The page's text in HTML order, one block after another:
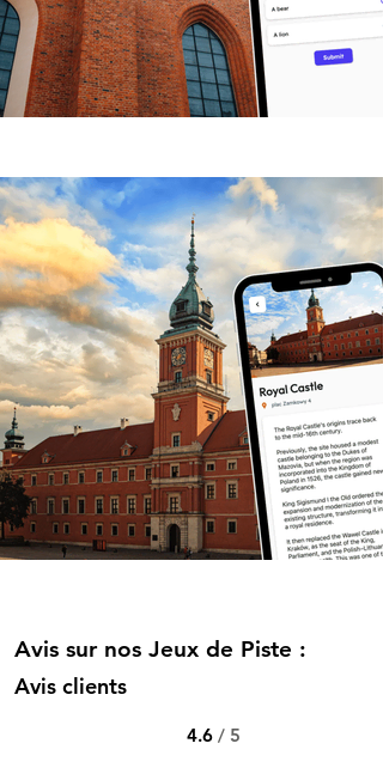
Avis sur nos Jeux de Piste :
Avis clients
4.6 / 5